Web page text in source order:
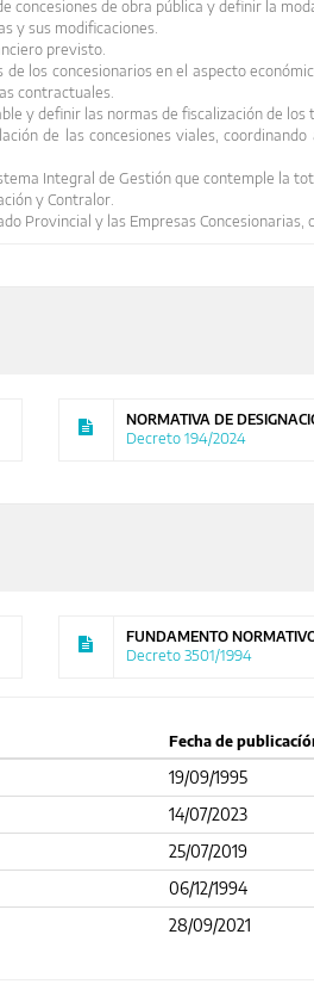
de obra pública y definir la
y sus modificaciones.
previsto.
los concesionarios en el aspecto
contractuales.
y definir las normas de fiscalización de los
de las concesiones viales,
Integral de Gestión que contemple la
y Contralor.
Provincial y las Empresas
NORMATIVA DE
Decreto 194/2024
FUNDAMENTO
Decreto 3501/1994
Fecha de
19/09/1995
14/07/2023
25/07/2019
06/12/1994
28/09/2021